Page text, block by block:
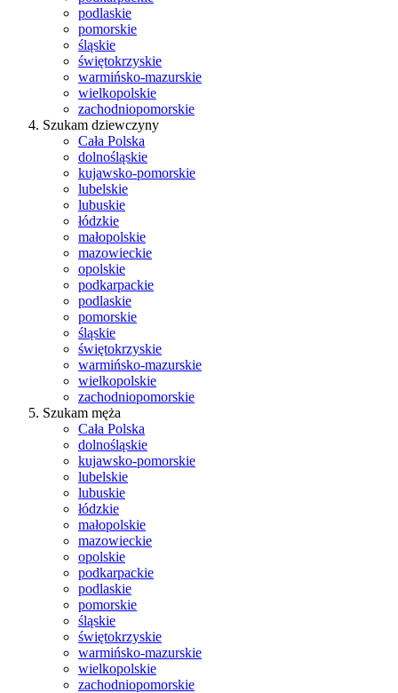
podlaskie
pomorskie
śląskie
świętokrzyskie
warmińsko-mazurskie
wielkopolskie
zachodniopomorskie
Szukam dziewczyny
Cała Polska
dolnośląskie
kujawsko-pomorskie
lubelskie
lubuskie
łódzkie
małopolskie
mazowieckie
opolskie
podkarpackie
podlaskie
pomorskie
śląskie
świętokrzyskie
warmińsko-mazurskie
wielkopolskie
zachodniopomorskie
Szukam męża
Cała Polska
dolnośląskie
kujawsko-pomorskie
lubelskie
lubuskie
łódzkie
małopolskie
mazowieckie
opolskie
podkarpackie
podlaskie
pomorskie
śląskie
świętokrzyskie
warmińsko-mazurskie
wielkopolskie
zachodniopomorskie